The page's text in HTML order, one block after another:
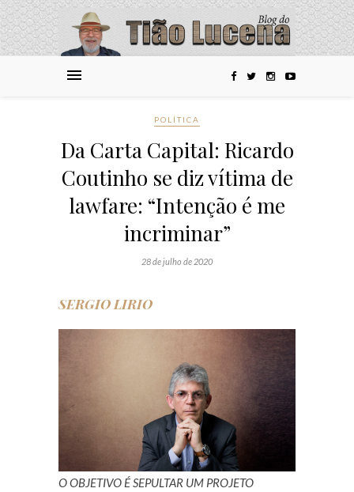
POLÍTICA
Da Carta Capital: Ricardo
Coutinho se diz vítima de
lawfare: “Intenção é me
incriminar”
28 de julho de 2020
SERGIO LIRIO
O OBJETIVO É SEPULTAR UM PROJETO